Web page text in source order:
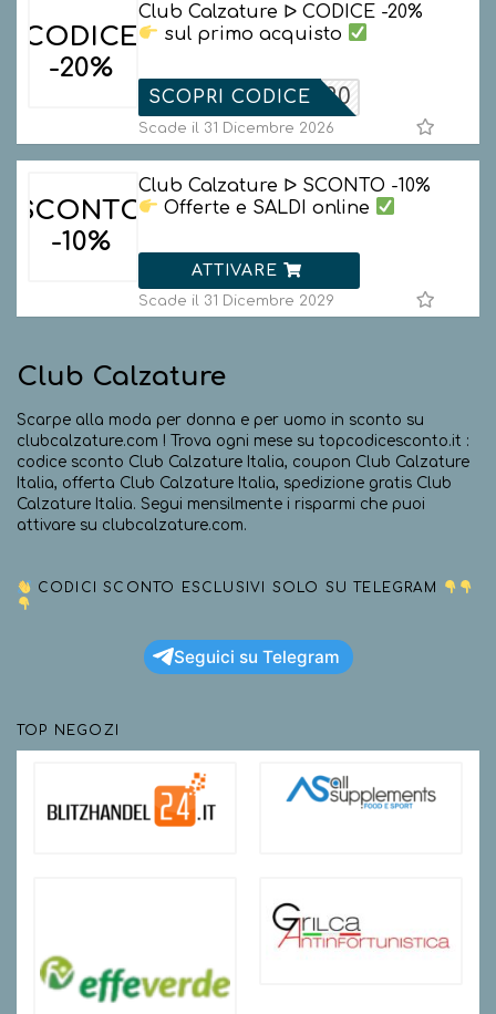
CODICE
-20%
Club Calzature ᐅ CODICE -20%
sul primo acquisto
LUBBER20
SCOPRI CODICE
Scade il 31 Dicembre 2026
SCONTO
-10%
Club Calzature ᐅ SCONTO -10%
Offerte e SALDI online
ATTIVARE
Scade il 31 Dicembre 2029
Club Calzature
Scarpe alla moda per donna e per uomo in sconto su
clubcalzature.com ! Trova ogni mese su topcodicesconto.it :
codice sconto Club Calzature Italia, coupon Club Calzature
Italia, offerta Club Calzature Italia, spedizione gratis Club
Calzature Italia. Segui mensilmente i risparmi che puoi
attivare su clubcalzature.com.
CODICI SCONTO ESCLUSIVI SOLO SU TELEGRAM
Seguici su Telegram
TOP NEGOZI